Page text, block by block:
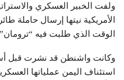
ولفت الخبير العسكري
الأمريكية نيتها إرسال حاملة
الوقت الذي طلبت فيه “ترومان”
وكانت واشنطن قد نشرت قبل
استئناف اليمن عملياتها